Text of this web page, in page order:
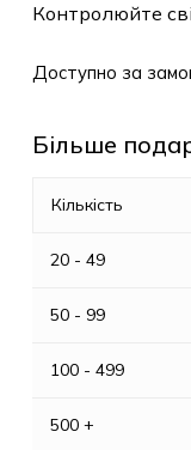
Контролюйте
Доступно за
Більше
Кількість
20 - 49
50 - 99
100 - 499
500 +